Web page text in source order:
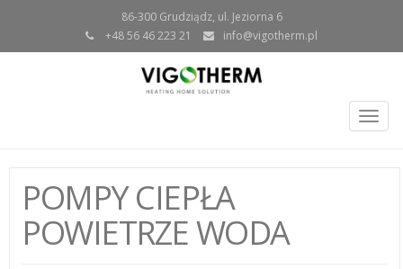
86-300 Grudziądz, ul. Jeziorna 6
+48 56 46 223 21
info@vigotherm.pl
POMPY CIEPŁA
POWIETRZE WODA